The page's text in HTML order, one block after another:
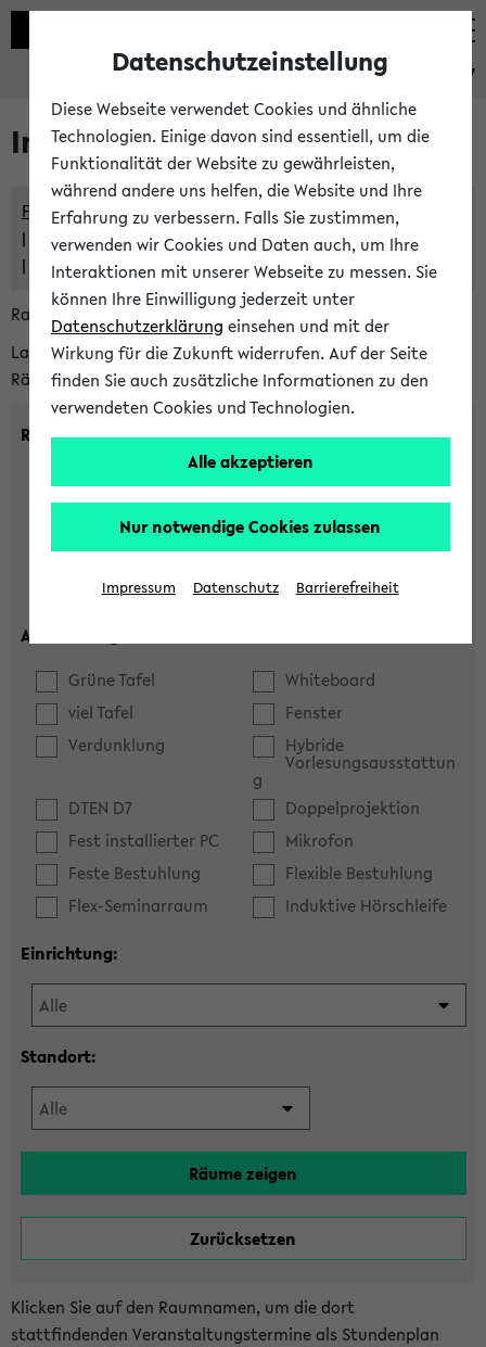
eKVV
Im eKVV verwaltete Räume
Freie Räume und Veranstaltungsüberschneidungen
Raumüberschneidungen
Hinweise der zentralen Raumvergabe
Raumanfragen:
raumvergabe@uni-bielefeld.de
Lassen Sie sich alle Räume anzeigen oder suchen Sie nach
Räumen mit bestimmten Eigenschaften:
Raumkriterien:
max. Plätze:
Ausstattung:
Grüne Tafel
Whiteboard
viel Tafel
Fenster
Verdunklung
Hybride
Vorlesungsausstattun
g
DTEN D7
Doppelprojektion
Fest installierter PC
Mikrofon
Feste Bestuhlung
Flexible Bestuhlung
Flex-Seminarraum
Induktive Hörschleife
Einrichtung:
Standort:
Klicken Sie auf den Raumnamen, um die dort
stattfindenden Veranstaltungstermine als Stundenplan
Datenschutzeinstellung
Diese Webseite verwendet Cookies und ähnliche
Technologien. Einige davon sind essentiell, um die
Funktionalität der Website zu gewährleisten,
während andere uns helfen, die Website und Ihre
Erfahrung zu verbessern. Falls Sie zustimmen,
verwenden wir Cookies und Daten auch, um Ihre
Interaktionen mit unserer Webseite zu messen. Sie
können Ihre Einwilligung jederzeit unter
Datenschutzerklärung einsehen und mit der
Wirkung für die Zukunft widerrufen. Auf der Seite
finden Sie auch zusätzliche Informationen zu den
verwendeten Cookies und Technologien.
Alle akzeptieren
Nur notwendige Cookies zulassen
Impressum Datenschutz Barrierefreiheit